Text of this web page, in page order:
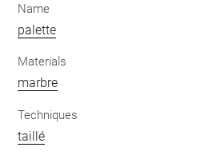
Name
palette
Materials
marbre
Techniques
taillé